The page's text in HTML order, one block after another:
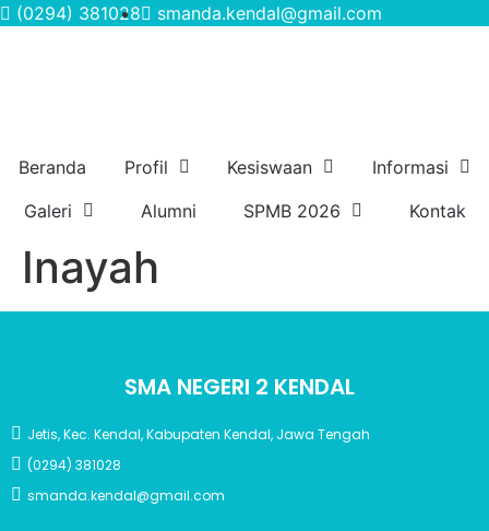
(0294) 381028 smanda.kendal@gmail.com
Beranda Profil Kesiswaan
Informasi
Galeri
Alumni SPMB 2026 Kontak
Inayah
SMA NEGERI 2 KENDAL
Jetis, Kec. Kendal, Kabupaten Kendal, Jawa Tengah
(0294) 381028
smanda.kendal@gmail.com